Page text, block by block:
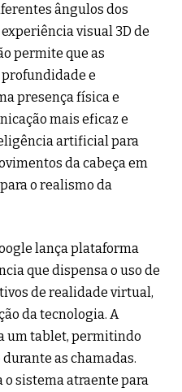
ângulos dos
visual 3D de
permite que as
e
presença física e
mais eficaz e
artificial para
da cabeça em
o realismo da
lança plataforma
que dispensa o uso de
de realidade virtual,
da tecnologia. A
um tablet, permitindo
as chamadas.
o sistema atraente para